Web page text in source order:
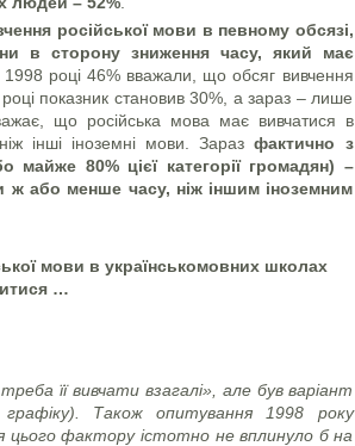
російської мови в певному обсязі,
в сторону зниження часу, який має
1998 році 46% вважали, що обсяг вивчення
показник становив 30%, а зараз – лише
що російська мова має вивчатися в
інші іноземні мови. Заразфактично з
майже 80% цієї категорії громадян) –
ж або менше часу, ніж іншим іноземним
мови в українськомовних школах
…
її вивчати взагалі», але був варіант
Також опитування 1998 року
цього фактору істотно не вплинуло б на